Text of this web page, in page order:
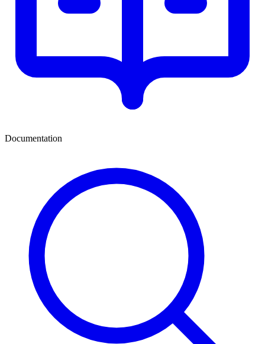
Documentation